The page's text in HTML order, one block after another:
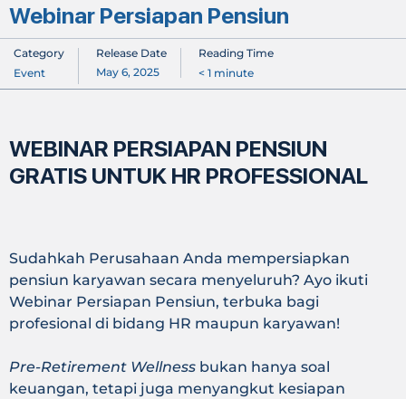
Webinar Persiapan Pensiun
Category
Event
Release Date
May 6, 2025
Reading Time
< 1 minute
WEBINAR PERSIAPAN PENSIUN
GRATIS UNTUK HR PROFESSIONAL
Sudahkah Perusahaan Anda mempersiapkan
pensiun karyawan secara menyeluruh? Ayo ikuti
Webinar Persiapan Pensiun, terbuka bagi
profesional di bidang HR maupun karyawan!
Pre-Retirement Wellness bukan hanya soal
keuangan, tetapi juga menyangkut kesiapan